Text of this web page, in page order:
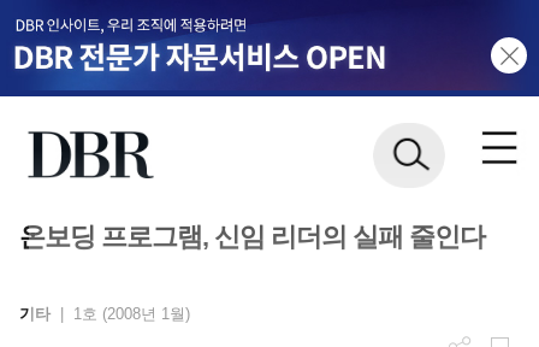
온보딩 프로그램, 신임 리더의 실패 줄인다
기타 1호 (2008년 1월)